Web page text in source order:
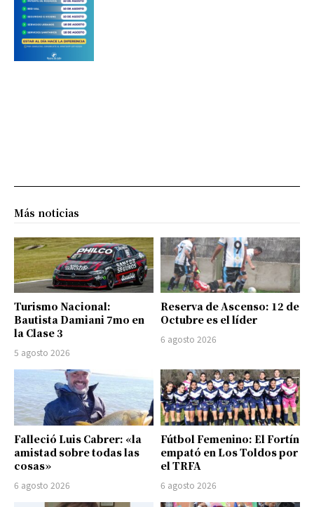
Más noticias
Turismo Nacional:
Bautista Damiani 7mo en
la Clase 3
5 agosto 2026
Reserva de Ascenso: 12 de
Octubre es el líder
6 agosto 2026
Falleció Luis Cabrer: «la
amistad sobre todas las
cosas»
6 agosto 2026
Fútbol Femenino: El Fortín
empató en Los Toldos por
el TRFA
6 agosto 2026